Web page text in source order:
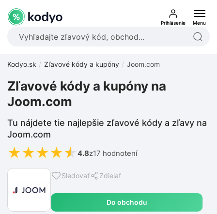
Prihlásenie Menu
Kodyo.sk Zľavové kódy a kupóny Joom.com
Sledovať Zdielať
Do obchodu
Zľavové kódy a kupóny na
Joom.com
Tu nájdete tie najlepšie zľavové kódy a zľavy na
Joom.com
★★★★★ 4.8z17 hodnotení